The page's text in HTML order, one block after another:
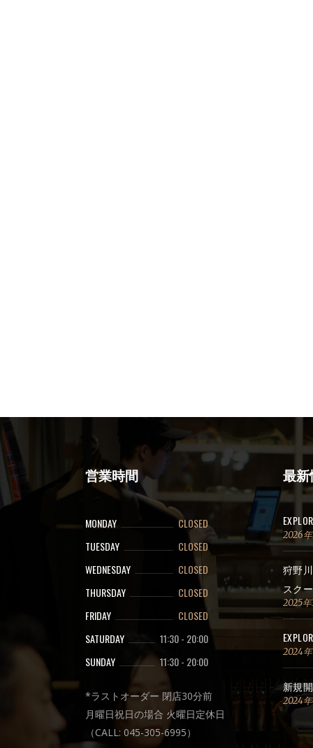
営業時間
MONDAY
CLOSED
TUESDAY
CLOSED
WEDNESDAY
CLOSED
THURSDAY
CLOSED
FRIDAY
CLOSED
SATURDAY
11:30- 20:00
SUNDAY
11:30- 20:00
*ラストオーダー 閉店30分前
月曜日祝日の場合 火曜日定休日
（CALL: 045-305-6995）
最
2026
狩野
スク
2025
2024
新規
2024